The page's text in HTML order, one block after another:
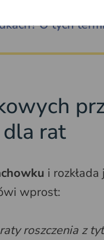
O tych
rat
i
wprost:
roszczenia z